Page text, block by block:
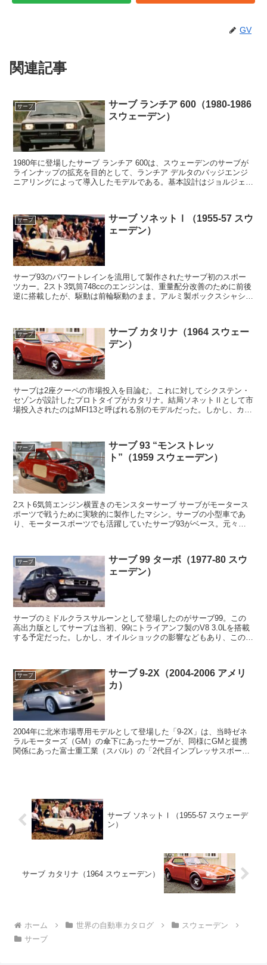
GV
関連記事
サーブ
サーブ ランチア 600（1980-1986
スウェーデン）
1980年に登場したサーブ ランチア 600は、スウェーデンのサーブが
ラインナップの拡充を目的として、ランチア デルタのバッジエンジ
ニアリングによって導入したモデルである。基本設計はジョルジェッ
サーブ
サーブ ソネットⅠ（1955-57 スウ
ェーデン）
サーブ93のパワートレインを流用して製作されたサーブ初のスポー
ツカー。2スト3気筒748ccのエンジンは、重量配分改善のために前後
逆に搭載したが、駆動は前輪駆動のまま。アルミ製ボックスシャシー
サーブ
サーブ カタリナ（1964 スウェー
デン）
サーブは2座クーペの市場投入を目論む。これに対してシクステン・
セゾンが設計したプロトタイプがカタリナ。結局ソネットⅡとして市
場投入されたのはMFI13と呼ばれる別のモデルだった。しかし、カタ
サーブ
サーブ 93 “モンストレッ
ト”（1959 スウェーデン）
2スト6気筒エンジン横置きのモンスターサーブ サーブがモータース
ポーツで戦うために実験的に製作したマシン。サーブの小型車であ
り、モータースポーツでも活躍していたサーブ93がベース。元々縦
サーブ
サーブ 99 ターボ（1977-80 スウ
ェーデン）
サーブのミドルクラスサルーンとして登場したのがサーブ99。この
高出力版としてサーブは当初、99にトライアンフ製のV8 3.0Lを搭載
する予定だった。しかし、オイルショックの影響などもあり、この計
サーブ
サーブ 9-2X（2004-2006 アメリ
カ）
2004年に北米市場専用モデルとして登場した「9-2X」は、当時ゼネ
ラルモーターズ（GM）の傘下にあったサーブが、同様にGMと提携
関係にあった富士重工業（スバル）の「2代目インプレッサスポーツ
サーブ ソネットⅠ（1955-57 スウェーデ
ン）
サーブ カタリナ（1964 スウェーデン）
ホーム 世界の自動車カタログ
スウェーデン
サーブ